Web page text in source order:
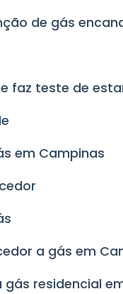
de gás
faz teste de
em Campinas
a gás em
residencial